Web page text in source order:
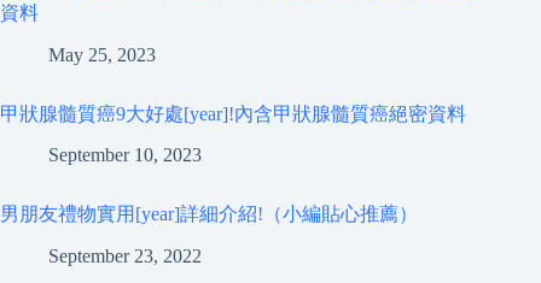
資料
May 25, 2023
甲狀腺髓質癌9大好處[year]!內含甲狀腺髓質癌絕密資料
September 10, 2023
男朋友禮物實用[year]詳細介紹!（小編貼心推薦）
September 23, 2022